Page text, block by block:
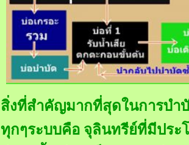
สิ่งที่สำคัญมากที่สุดในการบำ
ทุกๆระบบคือ จุลินทรีย์ที่มีประ